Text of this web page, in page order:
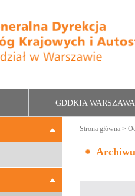
GDDKIA WARSZAWA
Strona główna >